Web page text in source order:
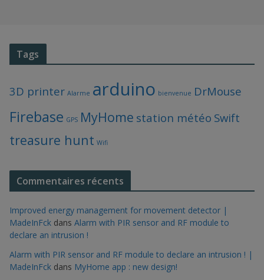
Tags
3D printer Alarme arduino bienvenue DrMouse
Firebase GPS MyHome station météo Swift
treasure hunt Wifi
Commentaires récents
Improved energy management for movement detector |
MadeInFck dans Alarm with PIR sensor and RF module to
declare an intrusion !
Alarm with PIR sensor and RF module to declare an intrusion ! |
MadeInFck dans MyHome app : new design!